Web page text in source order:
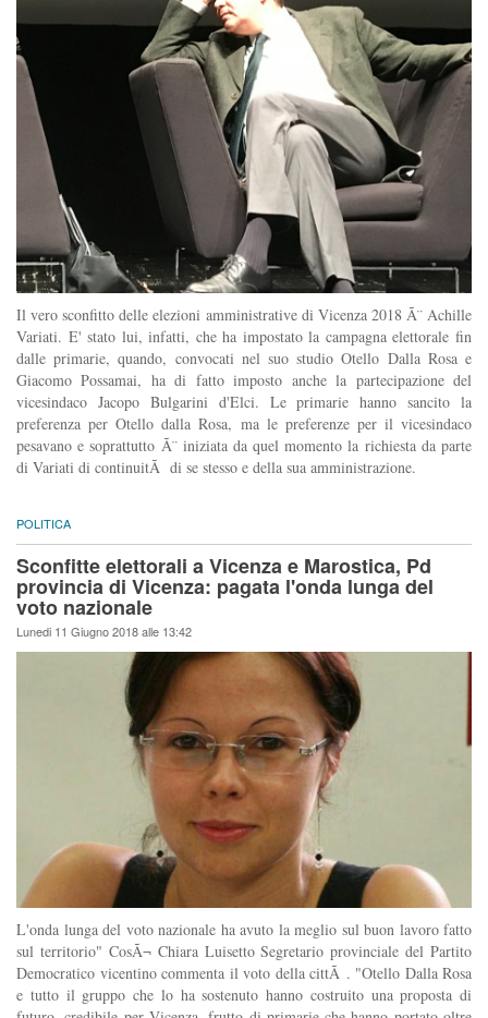
Il vero sconfitto delle elezioni amministrative di Vicenza 2018 Ã¨ Achille
Variati. E' stato lui, infatti, che ha impostato la campagna elettorale fin
dalle primarie, quando, convocati nel suo studio Otello Dalla Rosa e
Giacomo Possamai, ha di fatto imposto anche la partecipazione del
vicesindaco Jacopo Bulgarini d'Elci. Le primarie hanno sancito la
preferenza per Otello dalla Rosa, ma le preferenze per il vicesindaco
pesavano e soprattutto Ã¨ iniziata da quel momento la richiesta da parte
di Variati di continuitÃ di se stesso e della sua amministrazione.
POLITICA
Sconfitte elettorali a Vicenza e Marostica, Pd
provincia di Vicenza: pagata l'onda lunga del
voto nazionale
Lunedi 11 Giugno 2018 alle 13:42
L'onda lunga del voto nazionale ha avuto la meglio sul buon lavoro fatto
sul territorio" CosÃ¬ Chiara Luisetto Segretario provinciale del Partito
Democratico vicentino commenta il voto della cittÃ . "Otello Dalla Rosa
e tutto il gruppo che lo ha sostenuto hanno costruito una proposta di